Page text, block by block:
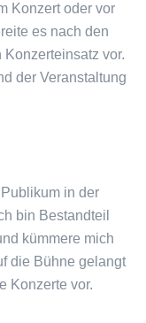
Konzert oder vor
es nach den
vor.
der Veranstaltung
in der
bin Bestandteil
kümmere mich
die Bühne gelangt
Konzerte vor.